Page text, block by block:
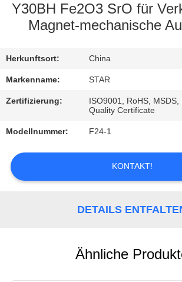
SIE
MIT
UNS
VERBINDUNG
NACHRICHTEN
Y30BH Fe2O3 SrO für
Magnet-mechanische
Herkunftsort: China
Markenname: STAR
Zertifizierung:
ISO9001, RoHS,
Quality Certificate
Modellnummer: F24-1
KONTAKT!
DETAILS
Ähnliche